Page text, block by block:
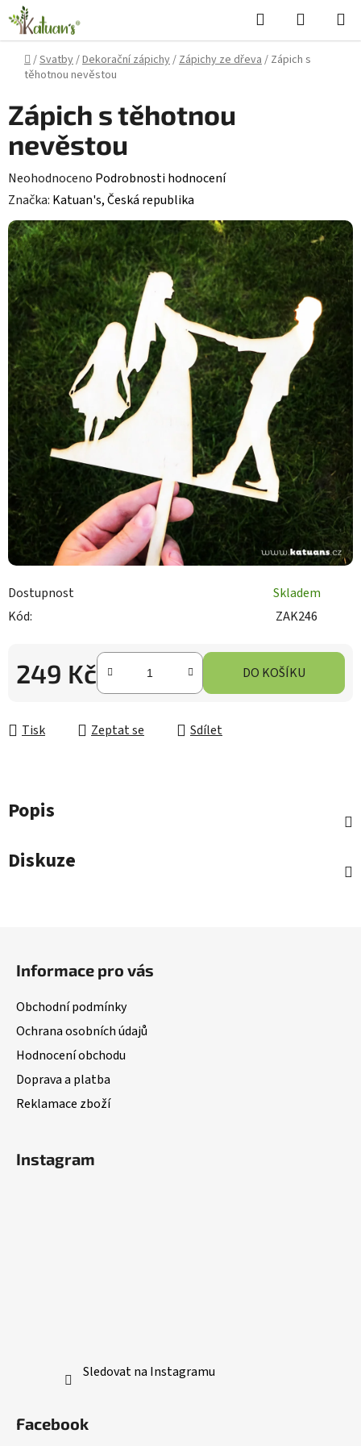
Přejít
na
obsah
Hledat
KOŠÍK
Domů
/Svatby/Dekorační zápichy/Zápichy ze dřeva/ Zápich s
těhotnou nevěstou
Dostupnost
Skladem
Kód:
ZAK246
249 Kč DO KOŠÍKU
Tisk Zeptat se Sdílet
Zápich s těhotnou
nevěstou
Průměrné
hodnocení
produktu
je
0,0
z
5
hvězdiček.
Neohodnoceno Podrobnosti hodnocení
Značka: Katuan's, Česká republika
Popis
Diskuze
Informace pro vás
Obchodní podmínky
Ochrana osobních údajů
Hodnocení obchodu
Doprava a platba
Reklamace zboží
Instagram
Sledovat na Instagramu
Facebook